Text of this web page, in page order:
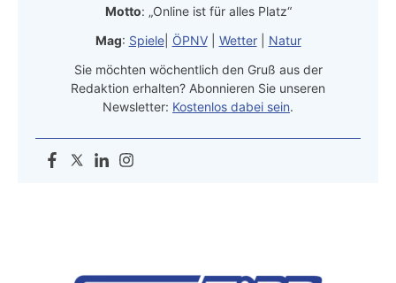
Motto: „Online ist für alles Platz“
Mag: Spiele| ÖPNV| Wetter| Natur
Sie möchten wöchentlich den Gruß aus der
Redaktion erhalten? Abonnieren Sie unseren
Newsletter: Kostenlos dabei sein.